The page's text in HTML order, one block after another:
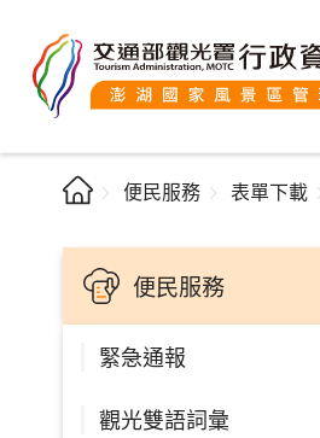
便民服務 表單下載
便民服務
緊急通報
觀光雙語詞彙